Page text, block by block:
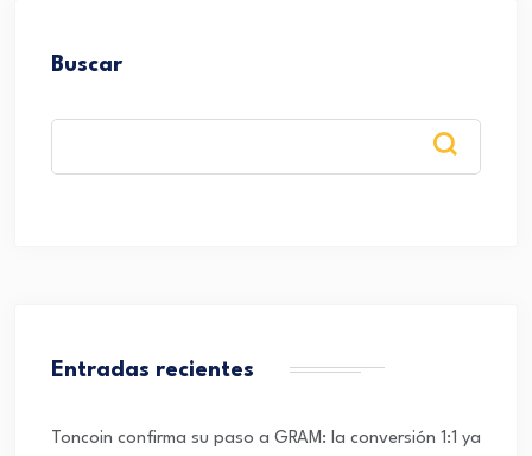
Buscar
Entradas recientes
Toncoin confirma su paso a GRAM: la conversión 1:1 ya